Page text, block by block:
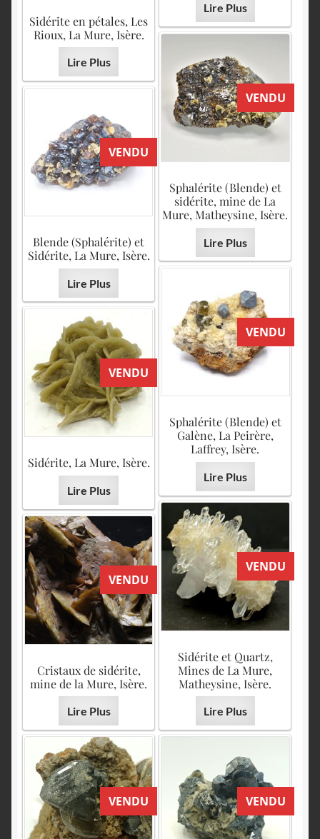
Lire Plus
Sidérite en pétales, Les
Rioux, La Mure, Isère.
Lire Plus
VENDU
Sphalérite (Blende) et
sidérite, mine de La
Mure, Matheysine, Isère.
Lire Plus
VENDU
Blende (Sphalérite) et
Sidérite, La Mure, Isère.
Lire Plus
VENDU
Sphalérite (Blende) et
Galène, La Peirère,
Laffrey, Isère.
Lire Plus
VENDU
Sidérite, La Mure, Isère.
Lire Plus
VENDU
Sidérite et Quartz,
Mines de La Mure,
Matheysine, Isère.
Lire Plus
VENDU
Cristaux de sidérite,
mine de la Mure, Isère.
Lire Plus
VENDU VENDU